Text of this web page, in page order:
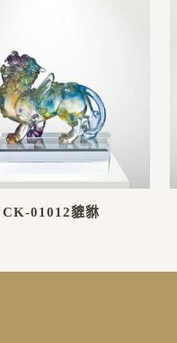
CK-01012貔貅